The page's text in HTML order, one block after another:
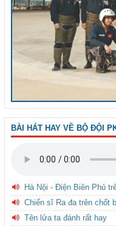
BÀI HÁT HAY VỀ BỘ ĐỘI
Hà Nội - Điện Biên Phủ
Chiến sĩ Ra đa trên chốt
Tên lửa ta đánh rất hay